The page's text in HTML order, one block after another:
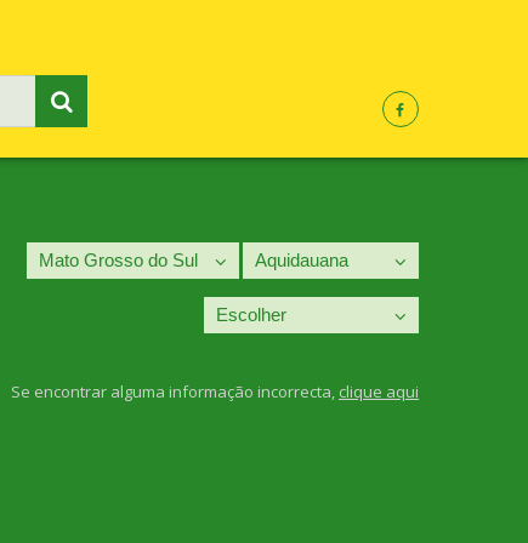
Se encontrar alguma informação incorrecta, clique aqui